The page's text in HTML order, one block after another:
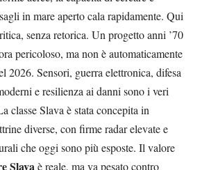
in mare aperto cala rapidamente. Qui
senza retorica. Un progetto anni ’70
pericoloso, ma non è automaticamente
2026. Sensori, guerra elettronica, difesa
e resilienza ai danni sono i veri
classe Slava è stata concepita in
diverse, con firme radar elevate e
che oggi sono più esposte. Il valore
Slavaè reale, ma va pesato contro